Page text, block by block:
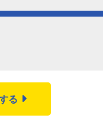
18
25
曜 金曜 土曜
3 る